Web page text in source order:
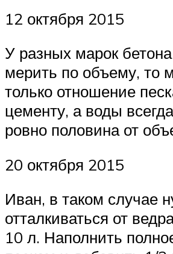
12 октября 2015
У разных марок
мерить по объему, то
только отношение
цементу, а воды
ровно половина от
20 октября 2015
Иван, в таком случае
отталкиваться от
10 л. Наполнить